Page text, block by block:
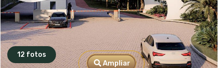
12 fotos
Ampliar